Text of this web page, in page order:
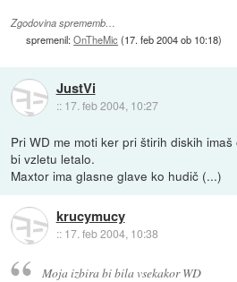
Zgodovina sprememb…
spremenil:OnTheMic (17. feb 2004 ob 10:18)
JustVi
:: 17. feb 2004, 10:27
Pri WD me moti ker pri štirih diskih
bi vzletu letalo.
Maxtor ima glasne glave ko hudič (...)
krucymucy
:: 17. feb 2004, 10:38
Moja izbira bi bila vsekakor WD